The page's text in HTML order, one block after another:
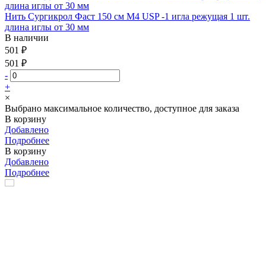
Нить Сургикрол Фаст 150 см М4 USP -1 игла режущая 1 шт.
длина иглы от 30 мм
В наличии
501 ₽
501 ₽
-
+
×
Выбрано максимальное количество, доступное для заказа
В корзину
Добавлено
Подробнее
В корзину
Добавлено
Подробнее